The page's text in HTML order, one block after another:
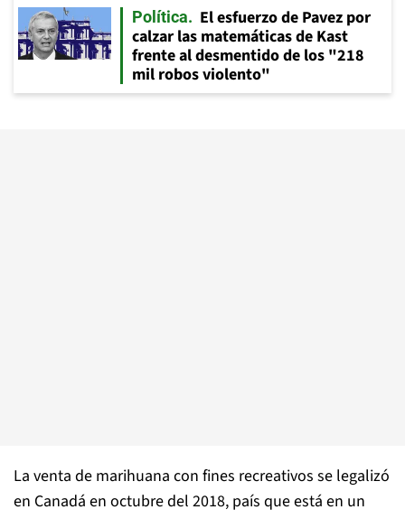
Política
El esfuerzo de Pavez por
calzar las matemáticas de Kast
frente al desmentido de los "218
mil robos violento"
La venta de marihuana con fines recreativos se legalizó
en Canadá en octubre del 2018, país que está en un